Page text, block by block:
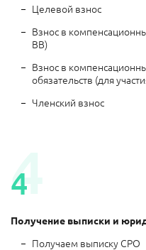
Целевой взнос
Взнос в
ВВ)
Взнос в
обязательств (для
Членский взнос
4
4
Получение выписки и
Получаем выписку СРО